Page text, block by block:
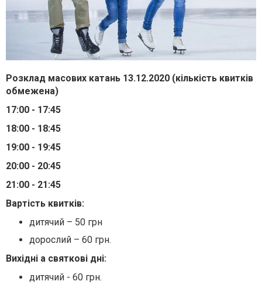
Розклад масових катань 13.12.2020 (кількість квитків
обмежена)
17:00 - 17:45
18:00 - 18:45
19:00 - 19:45
20:00 - 20:45
21:00 - 21:45
Вартість квитків:
дитячий – 50 грн
дорослий – 60 грн.
Вихідні а святкові дні:
дитячий - 60 грн.